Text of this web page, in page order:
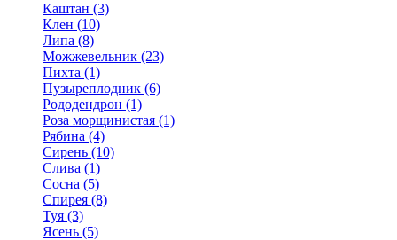
Каштан (3)
Клен (10)
Липа (8)
Можжевельник (23)
Пихта (1)
Пузыреплодник (6)
Рододендрон (1)
Роза морщинистая (1)
Рябина (4)
Сирень (10)
Слива (1)
Сосна (5)
Спирея (8)
Туя (3)
Ясень (5)